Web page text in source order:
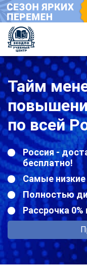
Тайм
по всей
Россия -
бесплатно!
Самые низкие
Полностью
Рассрочка